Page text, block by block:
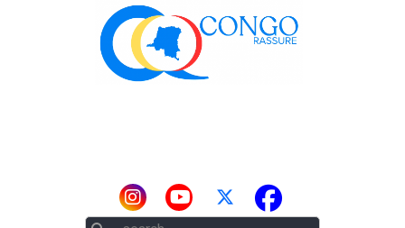
Aller au contenu principal